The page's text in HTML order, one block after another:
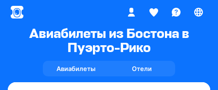
Авиабилеты из Бостона в
Пуэрто-Рико
Авиабилеты Отели